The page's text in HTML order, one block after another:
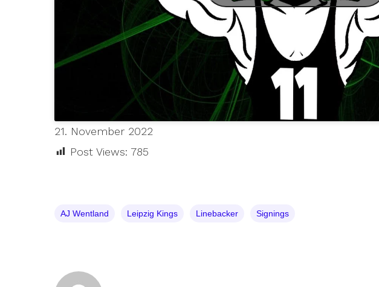
21. November 2022
Post Views: 785
AJ Wentland Leipzig Kings Linebacker Signings